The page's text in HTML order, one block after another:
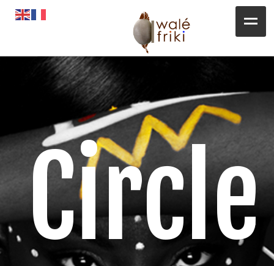
Toute l’actualité
L’AGENDA
Magazines
Awalé Booking
Circle